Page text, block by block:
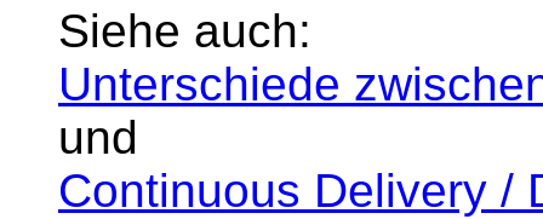
Siehe auch:
Unterschiede
und
Continuous Delivery /